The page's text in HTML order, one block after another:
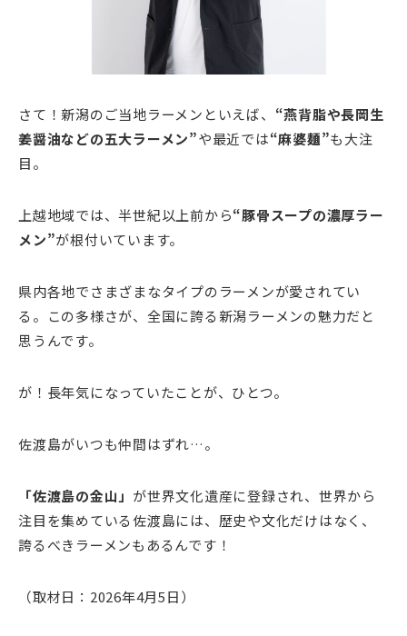
さて！新潟のご当地ラーメンといえば、 “燕背脂や長岡生
姜醤油などの五大ラーメン”や最近では“麻婆麺”も大注
目。
上越地域では、半世紀以上前から“豚骨スープの濃厚ラー
メン”が根付いています。
県内各地でさまざまなタイプのラーメンが愛されてい
る。この多様さが、全国に誇る新潟ラーメンの魅力だと
思うんです。
が！長年気になっていたことが、ひとつ。
佐渡島がいつも仲間はずれ…。
「佐渡島の金山」 が世界文化遺産に登録され、世界から
注目を集めている佐渡島には、歴史や文化だけはなく、
誇るべきラーメンもあるんです！
（取材日：2026年4月5日）